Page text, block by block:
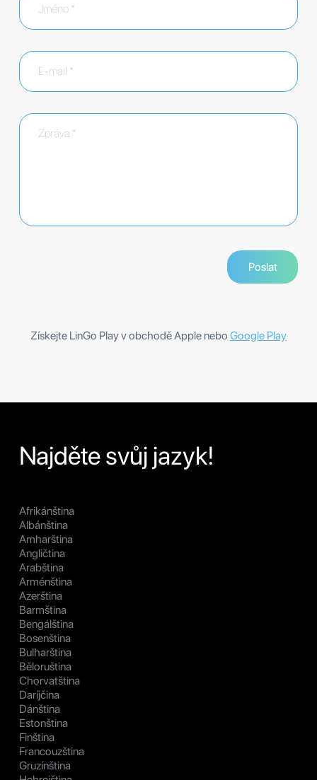
Získejte LinGo Play v obchodě Apple nebo Google Play
Najděte svůj jazyk!
Afrikánština
Albánština
Amharština
Angličtina
Arabština
Arménština
Azerština
Barmština
Bengálština
Bosenština
Bulharština
Běloruština
Chorvatština
Daríjčina
Dánština
Estonština
Finština
Francouzština
Gruzínština